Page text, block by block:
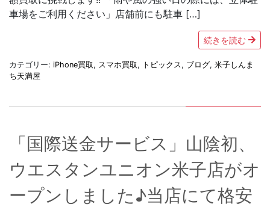
車場をご利用ください」店舗前にも駐車 […]
続きを読む
カテゴリー: iPhone買取, スマホ買取, トピックス , ブログ, 米子しんま
ち天満屋
「国際送金サービス」山陰初、
ウエスタンユニオン米子店がオ
ープンしました♪当店にて格安